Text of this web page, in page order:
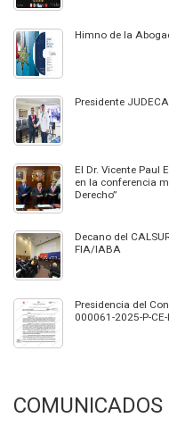
Himno de la
Presidente
El Dr. Vicente Paul
en la conferencia
Derecho”
Decano del
FIA/IABA
Presidencia del
000061-2025-P-CE-
COMUNICADOS